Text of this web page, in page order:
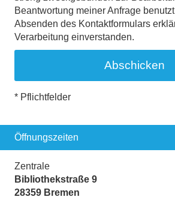
Beantwortung meiner Anfrage
Absenden des Kontaktformulars
Verarbeitung einverstanden.
* Pflichtfelder
Öffnungszeiten
Zentrale
Bibliothekstraße 9
28359 Bremen